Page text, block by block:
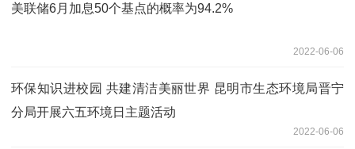
美联储6月加息50个基点的概率为94.2%
2022-06-06
环保知识进校园 共建清洁美丽世界 昆明市生态环境局晋宁
分局开展六五环境日主题活动
2022-06-06